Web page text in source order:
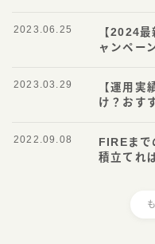
【2024
ャンペー
2023.06.25
【運用実
け？おす
2023.03.29
FIREまで
積立てれ
2022.09.08